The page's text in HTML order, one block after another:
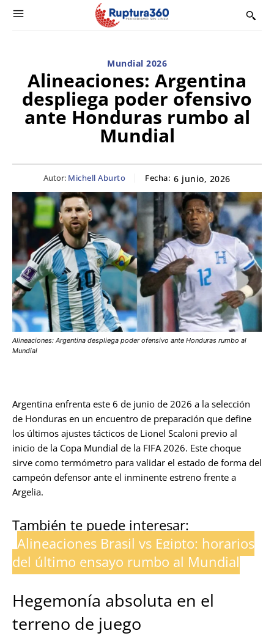
Mundial 2026
Alineaciones: Argentina
despliega poder ofensivo
ante Honduras rumbo al
Mundial
Autor: Michell Aburto Fecha: 6 junio, 2026
Alineaciones: Argentina despliega poder ofensivo ante Honduras rumbo al
Mundial
Argentina enfrenta este 6 de junio de 2026 a la selección
de Honduras en un encuentro de preparación que define
los últimos ajustes tácticos de Lionel Scaloni previo al
inicio de la Copa Mundial de la FIFA 2026. Este choque
sirve como termómetro para validar el estado de forma del
campeón defensor ante el inminente estreno frente a
Argelia.
También te puede interesar:
Alineaciones Brasil vs Egipto: horarios
del último ensayo rumbo al Mundial
Hegemonía absoluta en el
terreno de juego